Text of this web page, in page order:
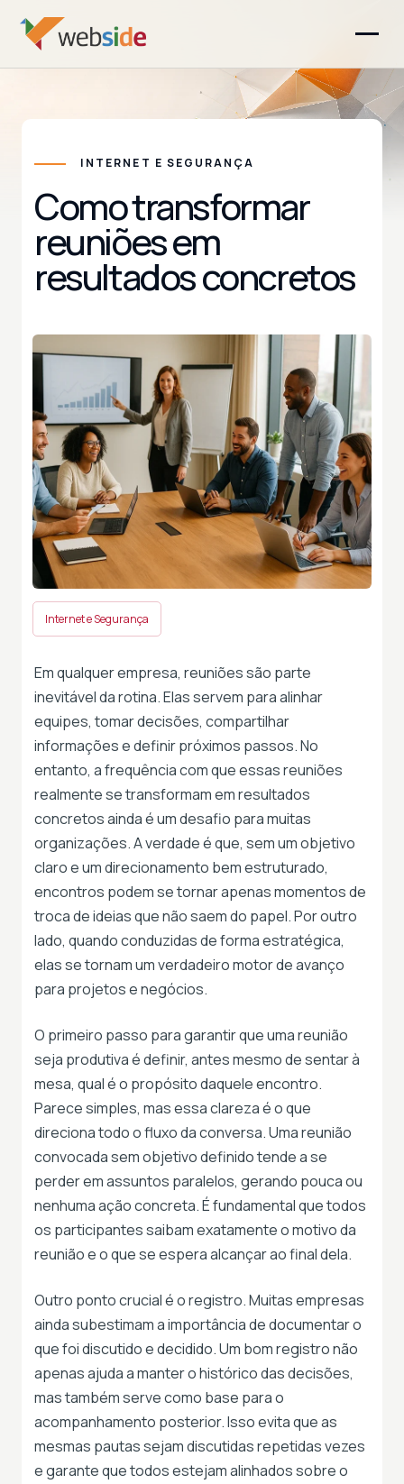
INTERNET E SEGURANÇA
Como transformar
reuniões em
resultados concretos
Internet e Segurança
Em qualquer empresa, reuniões são parte
inevitável da rotina. Elas servem para alinhar
equipes, tomar decisões, compartilhar
informações e definir próximos passos. No
entanto, a frequência com que essas reuniões
realmente se transformam em resultados
concretos ainda é um desafio para muitas
organizações. A verdade é que, sem um objetivo
claro e um direcionamento bem estruturado,
encontros podem se tornar apenas momentos de
troca de ideias que não saem do papel. Por outro
lado, quando conduzidas de forma estratégica,
elas se tornam um verdadeiro motor de avanço
para projetos e negócios.
O primeiro passo para garantir que uma reunião
seja produtiva é definir, antes mesmo de sentar à
mesa, qual é o propósito daquele encontro.
Parece simples, mas essa clareza é o que
direciona todo o fluxo da conversa. Uma reunião
convocada sem objetivo definido tende a se
perder em assuntos paralelos, gerando pouca ou
nenhuma ação concreta. É fundamental que todos
os participantes saibam exatamente o motivo da
reunião e o que se espera alcançar ao final dela.
Outro ponto crucial é o registro. Muitas empresas
ainda subestimam a importância de documentar o
que foi discutido e decidido. Um bom registro não
apenas ajuda a manter o histórico das decisões,
mas também serve como base para o
acompanhamento posterior. Isso evita que as
mesmas pautas sejam discutidas repetidas vezes
e garante que todos estejam alinhados sobre o